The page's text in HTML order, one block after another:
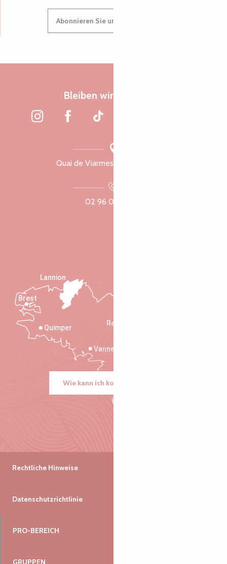
Abonnieren Sie unseren Newsletter
Bleiben wir verbunden
Quai de Viarmes, 22300 Lannion
02 96 05 60 70
Rennes
Vannes
Quimper
Lannion
Brest
Wie kann ich kommen?
Rechtliche Hinweise
Datenschutzrichtlinie
PRO-BEREICH
GRUPPEN